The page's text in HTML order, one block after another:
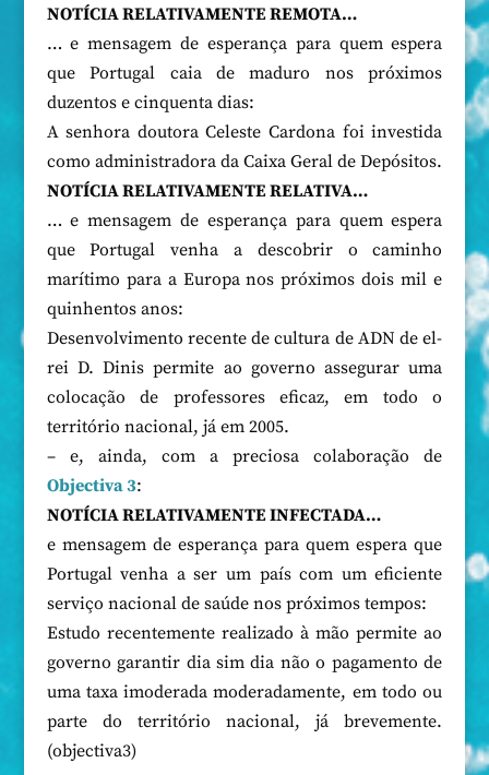
NOTÍCIA RELATIVAMENTE REMOTA…
… e mensagem de esperança para quem espera
que Portugal caia de maduro nos próximos
duzentos e cinquenta dias:
A senhora doutora Celeste Cardona foi investida
como administradora da Caixa Geral de Depósitos.
NOTÍCIA RELATIVAMENTE RELATIVA…
… e mensagem de esperança para quem espera
que Portugal venha a descobrir o caminho
marítimo para a Europa nos próximos dois mil e
quinhentos anos:
Desenvolvimento recente de cultura de ADN de el-
rei D. Dinis permite ao governo assegurar uma
colocação de professores eficaz, em todo o
território nacional, já em 2005.
– e, ainda, com a preciosa colaboração de
Objectiva 3:
NOTÍCIA RELATIVAMENTE INFECTADA…
e mensagem de esperança para quem espera que
Portugal venha a ser um país com um eficiente
serviço nacional de saúde nos próximos tempos:
Estudo recentemente realizado à mão permite ao
governo garantir dia sim dia não o pagamento de
uma taxa imoderada moderadamente, em todo ou
parte do território nacional, já brevemente.
(objectiva3)